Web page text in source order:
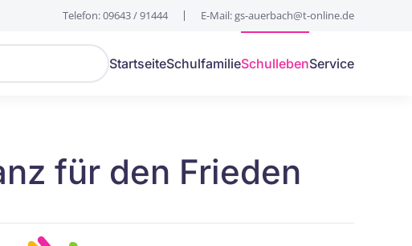
Telefon: 09643 / 91444 E-Mail: gs-auerbach@t-online.de
StartseiteSchulfamilieSchullebenService
für den Frieden